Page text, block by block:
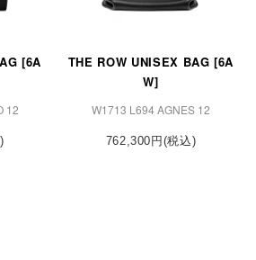
[6A
12
THE ROW UNISEX BAG [6A
W]
W1713 L694 AGNES 12
762,300円(税込)